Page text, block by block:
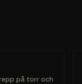
på torr och